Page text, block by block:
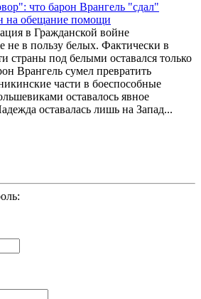
что барон Врангель "сдал"
на обещание помощи
в Гражданской войне
не в пользу белых. Фактически в
страны под белыми оставался только
Врангель сумел превратить
части в боеспособные
оставалось явное
оставалась лишь на Запад...